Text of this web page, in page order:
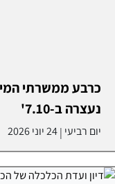
כרבע ממשרתי
נעצרה ב-7.10'
יום רביעי |24 יוני 2026